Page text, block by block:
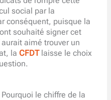
social par la
conséquent, puisque la
souhaité signer cet
aurait aimé trouver un
la CFDT laisse le choix
le chiffre de la